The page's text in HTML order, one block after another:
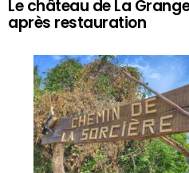
Le château de La
après restauration